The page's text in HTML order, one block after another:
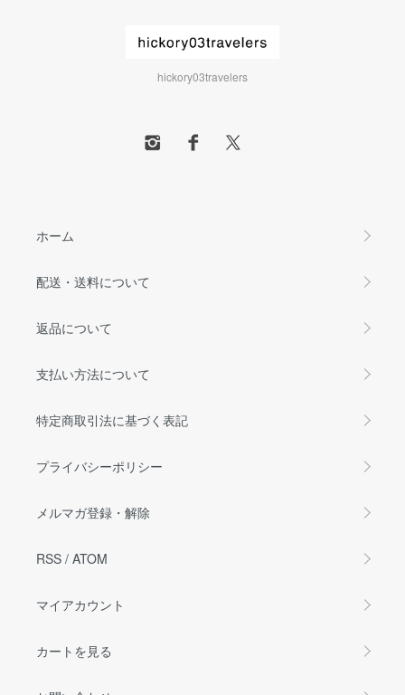
hickory03travelers
ホーム
配送・送料について
返品について
支払い方法について
特定商取引法に基づく表記
プライバシーポリシー
メルマガ登録・解除
RSS / ATOM
マイアカウント
カートを見る